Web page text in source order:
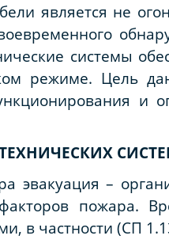
является не
системы
режиме. Цель
и
эвакуация –
пожара.
в частности (СП